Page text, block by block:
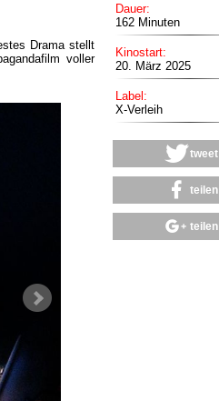
Dauer:
162 Minuten
Kinostart:
20. März 2025
Label:
X-Verleih
tweet
teilen
teilen
Drama stellt
voller